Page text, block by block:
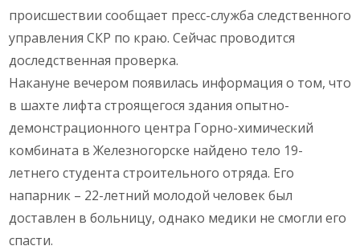
происшествии сообщает пресс-служба следственного
управления СКР по краю. Сейчас проводится
доследственная проверка.
Накануне вечером появилась информация о том, что
в шахте лифта строящегося здания опытно-
демонстрационного центра Горно-химический
комбината в Железногорске найдено тело 19-
летнего студента строительного отряда. Его
напарник – 22-летний молодой человек был
доставлен в больницу, однако медики не смогли его
спасти.